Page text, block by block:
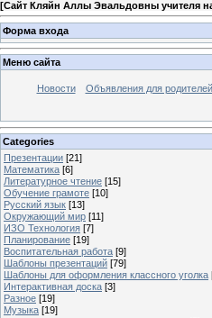
[Сайт Кляйн Аллы Эвальдовны учителя
Форма входа
Меню сайта
Новости Объявления для родителей
Categories
Презентации [21]
Математика [6]
Литературное чтение [15]
Обучение грамоте [10]
Русский язык [13]
Окружающий мир [11]
ИЗО Технология [7]
Планирование [19]
Воспитательная работа [9]
Шаблоны презентаций [79]
Шаблоны для оформления классного уголка
Интерактивная доска [3]
Разное [19]
Музыка [19]